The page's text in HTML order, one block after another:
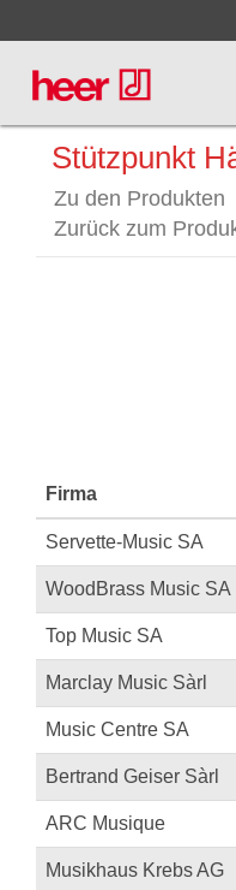
LICHT /
PRO AUDIO,
Proel Pro Audio
Ständer
... mehr
Violinen
Violen, Gamben
Infos
Stützpunkt
Zu den Produkten
Zurück zum
Firma
Servette-Music SA
WoodBrass Music SA
Top Music SA
Marclay Music Sàrl
Music Centre SA
Bertrand Geiser Sàrl
ARC Musique
Musikhaus Krebs AG